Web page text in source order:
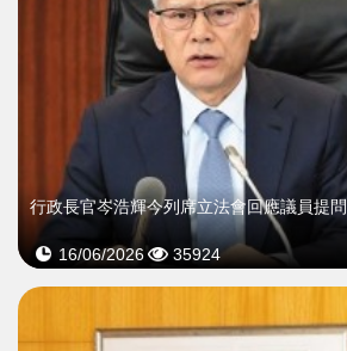
行政長官岑浩輝今列席立法會回應議員提問
16/06/2026 35924